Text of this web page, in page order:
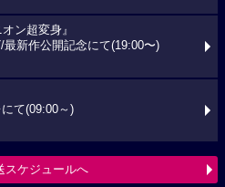
ン超変身』
最新作公開記念にて(19:00〜)
て(09:00～)
スケジュールへ